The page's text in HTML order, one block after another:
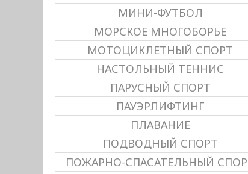
МИНИ-ФУТБОЛ
МОРСКОЕ МНОГОБОРЬЕ
МОТОЦИКЛЕТНЫЙ СПОРТ
НАСТОЛЬНЫЙ ТЕННИС
ПАРУСНЫЙ СПОРТ
ПАУЭРЛИФТИНГ
ПЛАВАНИЕ
ПОДВОДНЫЙ СПОРТ
ПОЖАРНО-СПАСАТЕЛЬНЫЙ